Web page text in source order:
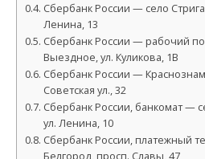
Сбербанк России — село
Ленина, 13
Сбербанк России — рабочий
Выездное, ул. Куликова, 1В
Сбербанк России —
Советская ул., 32
Сбербанк России, банкомат —
ул. Ленина, 10
Сбербанк России, платежный